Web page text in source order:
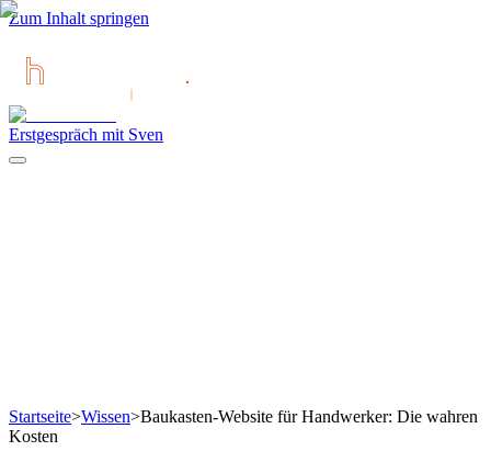
Zum Inhalt springen
Erstgespräch mit Sven
Startseite>Wissen>Baukasten-Website für Handwerker: Die wahren
Kosten